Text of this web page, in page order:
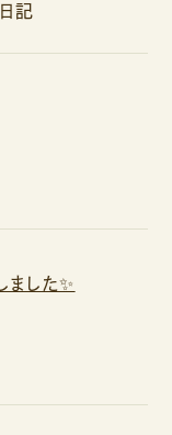
記
ました✨